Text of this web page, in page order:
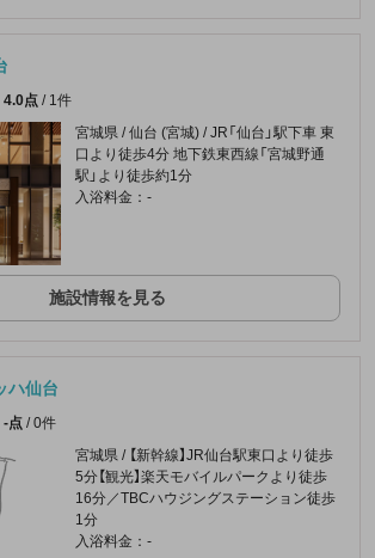
4.0点 / 1件
宮城県 / 仙台 (宮城) / JR「仙台」駅下車 東
口より徒歩4分 地下鉄東西線「宮城野通
駅」より徒歩約1分
入浴料金：-
施設情報を見る
ハ仙台
-点 /0件
宮城県 / 【新幹線】JR仙台駅東口より徒歩
5分【観光】楽天モバイルパークより徒歩
16分／TBCハウジングステーション徒歩
1分
入浴料金：-